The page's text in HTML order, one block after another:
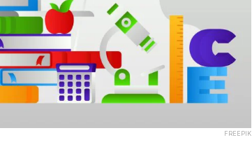
FREEPIK